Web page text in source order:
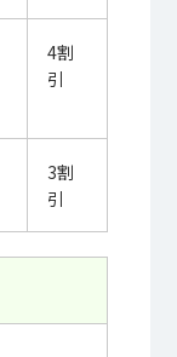
4割
引
3割
引